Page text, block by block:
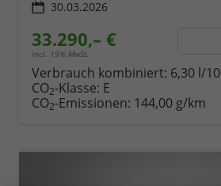
30.03.2026
33.290,– €
incl. 19% MwSt.
Verbrauch kombiniert: 6,30 l/
CO2-Klasse: E
CO2-Emissionen: 144,00 g/km